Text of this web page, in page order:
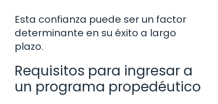
Esta confianza puede ser un factor
determinante en su éxito a largo
plazo.
Requisitos para ingresar a
un programa propedéutico